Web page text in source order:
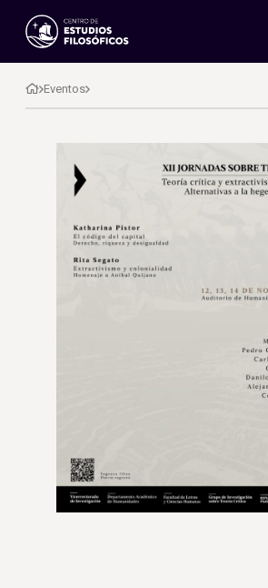
Eventos
Novedades
Investigación
Redes
Publicaciones
Galería
EN
Acerca de nosotros
Miembros
Eventos